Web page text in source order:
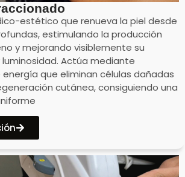
estético que renueva la piel desde
estimulando la producción
y mejorando visiblemente su
Actúa mediante
que eliminan células dañadas
cutánea, consiguiendo una